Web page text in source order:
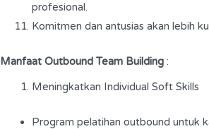
profesional.
Komitmen dan antusias akan lebih
Manfaat Outbound Team Building :
Meningkatkan Individual Soft Skills
Program pelatihan outbound untuk